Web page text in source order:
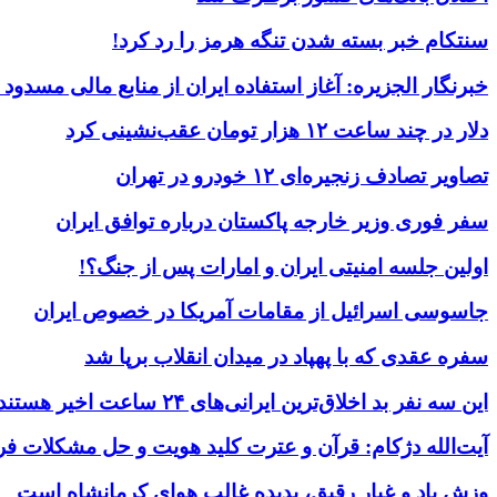
سنتکام خبر بسته شدن تنگه هرمز را رد کرد!
خبرنگار الجزیره: آغاز استفاده ایران از منابع مالی
دلار در چند ساعت ۱۲ هزار تومان عقب‌نشینی کرد
تصاویر تصادف زنجیره‌ای ۱۲ خودرو در تهران
سفر فوری وزیر خارجه پاکستان درباره توافق ایران
اولین جلسه امنیتی ایران و امارات پس از جنگ؟!
جاسوسی اسرائیل از مقامات آمریکا در خصوص ایران
سفره عقدی که با پهپاد در میدان انقلاب برپا شد
این سه نفر بد اخلاق‌ترین ایرانی‌های ۲۴ ساعت اخیر هستند
آیت‌الله دژکام: قرآن و عترت کلید هویت و حل مشکلات
وزش باد و غبار رقیق، پدیده غالب هوای کرمانشاه است